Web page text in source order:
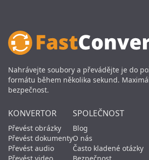
Nahrávejte soubory a převádějte je do
formátu během několika sekund.
bezpečnost.
KONVERTOR
Převést obrázky
Převést dokumenty
Převést audio
SPOLEČNOST
Blog
O nás
Často kladené otázky